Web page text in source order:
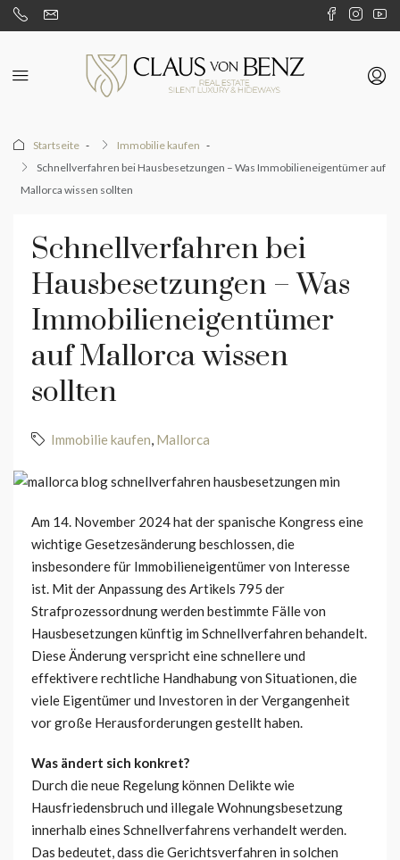
Startseite
Immobilie kaufen
Schnellverfahren bei Hausbesetzungen – Was Immobilieneigentümer auf
Mallorca wissen sollten
Schnellverfahren bei
Hausbesetzungen – Was
Immobilieneigentümer
auf Mallorca wissen
sollten
Immobilie kaufen, Mallorca
Am 14. November 2024 hat der spanische Kongress eine
wichtige Gesetzesänderung beschlossen, die
insbesondere für Immobilieneigentümer von Interesse
ist. Mit der Anpassung des Artikels 795 der
Strafprozessordnung werden bestimmte Fälle von
Hausbesetzungen künftig im Schnellverfahren behandelt.
Diese Änderung verspricht eine schnellere und
effektivere rechtliche Handhabung von Situationen, die
viele Eigentümer und Investoren in der Vergangenheit
vor große Herausforderungen gestellt haben.
Was ändert sich konkret?
Durch die neue Regelung können Delikte wie
Hausfriedensbruch und illegale Wohnungsbesetzung
innerhalb eines Schnellverfahrens verhandelt werden.
Das bedeutet, dass die Gerichtsverfahren in solchen